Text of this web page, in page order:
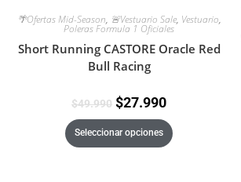
🌴Ofertas Mid-Season, 🚨Vestuario Sale, Vestuario,
Poleras Formula 1 Oficiales
Short Running CASTORE Oracle Red
Bull Racing
$49.990 $27.990
Seleccionar opciones